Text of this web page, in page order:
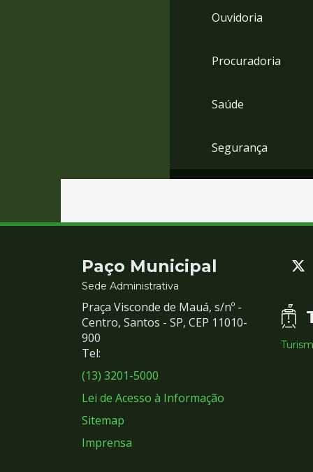
Ouvidoria
Procuradoria
Saúde
Segurança
Contato
e
Redes
Sociais
Paço Municipal
Sede Administrativa
Praça Visconde de Mauá, s/nº -
Centro, Santos - SP, CEP 11010-
900
Tel:
(13) 3201-5000
Lei de Acesso à Informação
Sitemap
Imprensa